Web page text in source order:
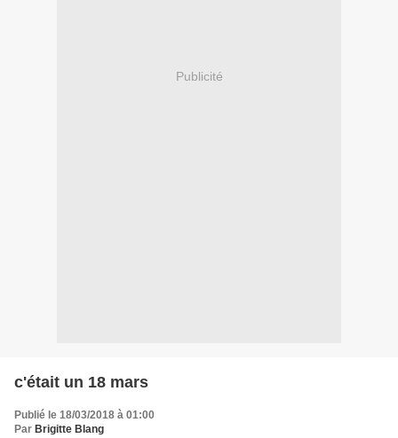
Publicité
c'était un 18 mars
Publié le 18/03/2018 à 01:00
Par Brigitte Blang